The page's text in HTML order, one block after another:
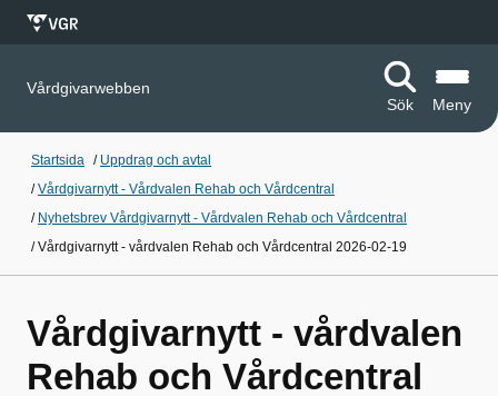
Vårdgivarwebben
Sök
Meny
Startsida / Uppdrag och avtal
/Vårdgivarnytt - Vårdvalen Rehab och Vårdcentral
/ Nyhetsbrev Vårdgivarnytt - Vårdvalen Rehab och Vårdcentral
/Vårdgivarnytt - vårdvalen Rehab och Vårdcentral 2026-02-19
Vårdgivarnytt - vårdvalen
Rehab och Vårdcentral